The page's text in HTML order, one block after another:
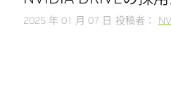
2025 年 01 月 07 日 投稿者：